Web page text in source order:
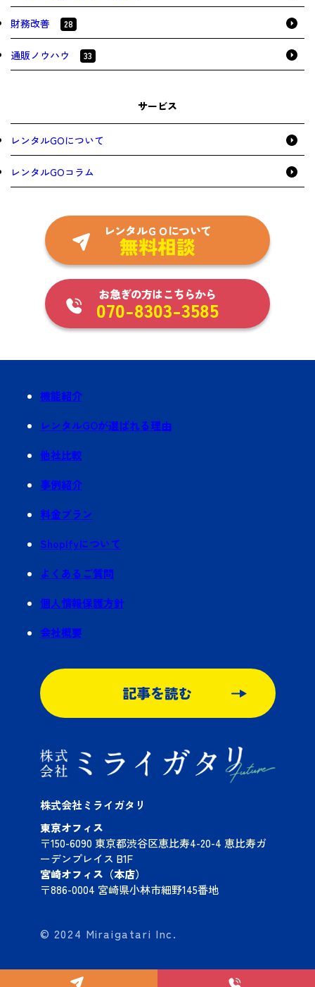
財務改善 28
通販ノウハウ 33
サービス
レンタルGOについて
レンタルGOコラム
レンタルＧＯについて
無料相談
お急ぎの方はこちらから
070-8303-3585
機能紹介
レンタルGOが選ばれる理由
他社比較
事例紹介
料金プラン
Shopifyについて
よくあるご質問
個人情報保護方針
会社概要
記事を読む
株式会社ミライガタリ
東京オフィス
〒150-6090 東京都渋谷区恵比寿4-20-4 恵比寿ガ
ーデンプレイス B1F
宮崎オフィス（本店）
〒886-0004 宮崎県小林市細野145番地
© 2024 Miraigatari Inc.